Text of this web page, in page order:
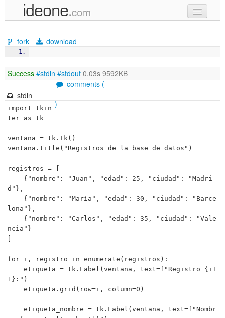
samples
recent codes
fork download
Success #stdin #stdout 0.03s 9592KB
comments (
)
stdin
import tkin
ter as tk
ventana = tk.Tk()
ventana.title("Registros de la base de datos")
registros = [
d"},
lona"},
ncia"}
for i, registro in enumerate(registros):
1}:")